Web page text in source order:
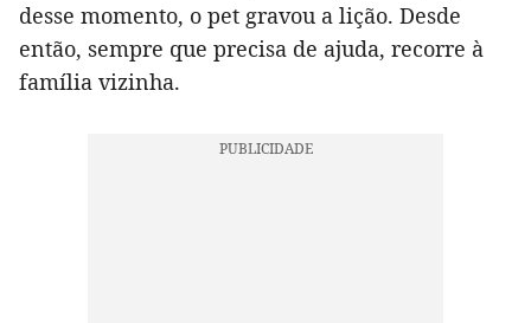
desse momento, o pet gravou a lição. Desde
então, sempre que precisa de ajuda, recorre à
família vizinha.